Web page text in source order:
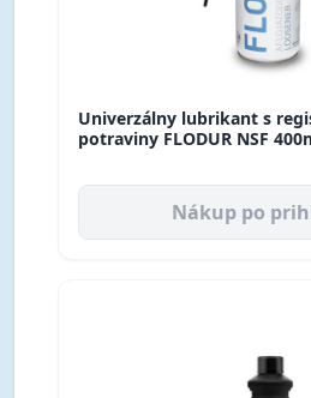
Univerzálny lubrikant s
potraviny FLODUR NSF
Nákup po